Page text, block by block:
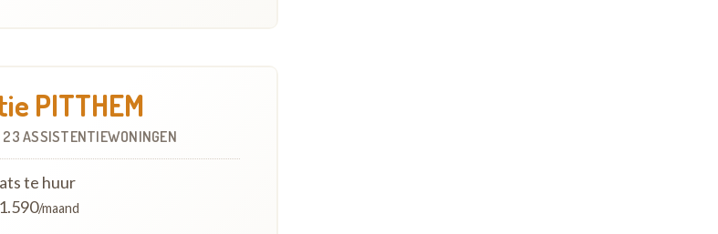
PITTHEM
23 ASSISTENTIEWONINGEN
te huur
/maand